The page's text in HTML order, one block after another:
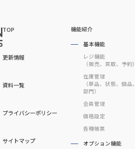
TOP
更新情報
資料一覧
プライバシーポリシー
サイトマップ
機能紹介
基本機能
レジ機能
（販売、買取、予約）
在庫管理
（単品、状態、個品、
部門）
会員管理
価格設定
各種帳票
オプション機能